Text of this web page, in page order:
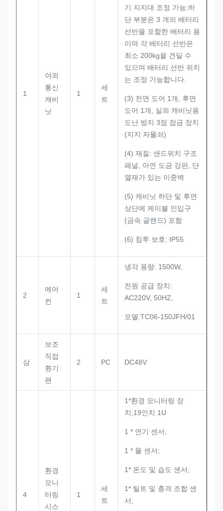
1
야외
통신
캐비
닛
1
세
트
기 지지대 조정 가능;하
단 부분은 3 개의 배터리
선반을 포함한 배터리 용
이며 각 배터리 선반은
최소 200kg을 견딜 수
있으며 배터리 선반 위치
는 조정 가능합니다.
(3) 전면 도어 1개, 후면
도어 1개, 실외 캐비닛용
도난 방지 3점 잠금 장치
(지지 자물쇠)
(4) 재질: 샌드위치 구조
패널, 아연 도금 강판, 단
열재가 있는 이중벽
(5) 캐비닛 하단 및 후면
상단에 케이블 인입구
(금속 글랜드) 포함
(6) 침투 보호: IP55
2
에어
컨
1
세
트
냉각 용량: 1500W,
전원 공급 장치:
AC220V, 50HZ,
모델:TC06-150JFH/01
삼
보조
직접
환기
팬
2 PC DC48V
4
환경
모니
터링
시스
1
세
트
1*환경 모니터링 장
치;19인치 1U
1 * 연기 센서;
1 * 물 센서;
1* 온도 및 습도 센서;
1* 틸트 및 충격 조합 센
서;